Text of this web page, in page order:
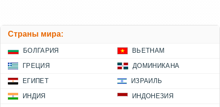
Страны мира:
БОЛГАРИЯ ВЬЕТНАМ
ГРЕЦИЯ ДОМИНИКАНА
ЕГИПЕТ ИЗРАИЛЬ
ИНДИЯ ИНДОНЕЗИЯ